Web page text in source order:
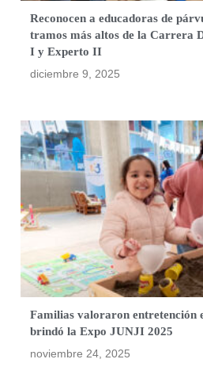
Reconocen a educadoras de
tramos más altos de la Carrera
I y Experto II
diciembre 9, 2025
Familias valoraron entretención
brindó la Expo JUNJI 2025
noviembre 24, 2025